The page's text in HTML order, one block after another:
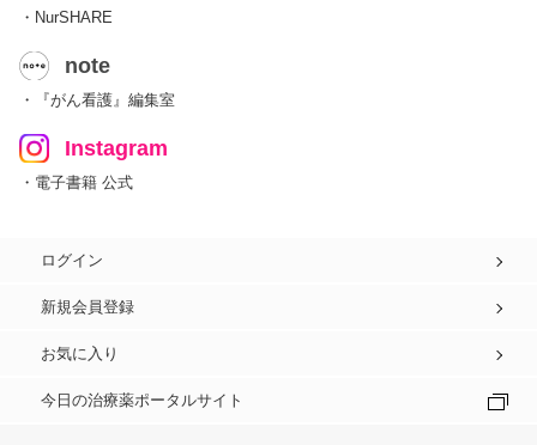
・NurSHARE
note
・『がん看護』編集室
Instagram
・電子書籍 公式
ログイン
新規会員登録
お気に入り
今日の治療薬ポータルサイト